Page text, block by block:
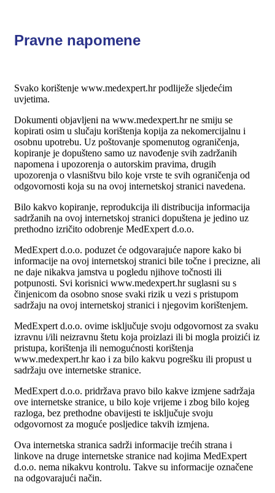
Pravne napomene
Svako korištenje www.medexpert.hr podliježe sljedećim
uvjetima.
Dokumenti objavljeni na www.medexpert.hr ne smiju se
kopirati osim u slučaju korištenja kopija za nekomercijalnu i
osobnu upotrebu. Uz poštovanje spomenutog ograničenja,
kopiranje je dopušteno samo uz navođenje svih zadržanih
napomena i upozorenja o autorskim pravima, drugih
upozorenja o vlasništvu bilo koje vrste te svih ograničenja od
odgovornosti koja su na ovoj internetskoj stranici navedena.
Bilo kakvo kopiranje, reprodukcija ili distribucija informacija
sadržanih na ovoj internetskoj stranici dopuštena je jedino uz
prethodno izričito odobrenje MedExpert d.o.o.
MedExpert d.o.o. poduzet će odgovarajuće napore kako bi
informacije na ovoj internetskoj stranici bile točne i precizne, ali
ne daje nikakva jamstva u pogledu njihove točnosti ili
potpunosti. Svi korisnici www.medexpert.hr suglasni su s
činjenicom da osobno snose svaki rizik u vezi s pristupom
sadržaju na ovoj internetskoj stranici i njegovim korištenjem.
MedExpert d.o.o. ovime isključuje svoju odgovornost za svaku
izravnu i/ili neizravnu štetu koja proizlazi ili bi mogla proizići iz
pristupa, korištenja ili nemogućnosti korištenja
www.medexpert.hr kao i za bilo kakvu pogrešku ili propust u
sadržaju ove internetske stranice.
MedExpert d.o.o. pridržava pravo bilo kakve izmjene sadržaja
ove internetske stranice, u bilo koje vrijeme i zbog bilo kojeg
razloga, bez prethodne obavijesti te isključuje svoju
odgovornost za moguće posljedice takvih izmjena.
Ova internetska stranica sadrži informacije trećih strana i
linkove na druge internetske stranice nad kojima MedExpert
d.o.o. nema nikakvu kontrolu. Takve su informacije označene
na odgovarajući način.